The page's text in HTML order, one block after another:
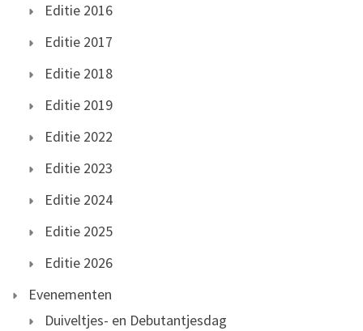
Editie 2016
Editie 2017
Editie 2018
Editie 2019
Editie 2022
Editie 2023
Editie 2024
Editie 2025
Editie 2026
Evenementen
Duiveltjes- en Debutantjesdag